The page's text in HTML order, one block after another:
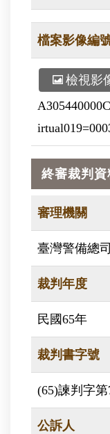
檔案影像編
檢視影
終審裁判資
審理機關
臺灣警備總
裁判年度
民國65年
裁判書字號
(65)諫判字第
公訴人